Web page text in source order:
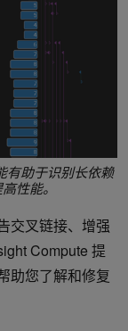
有助于识别长依赖
性能。
交叉链接、增强
Compute 提
助您了解和修复